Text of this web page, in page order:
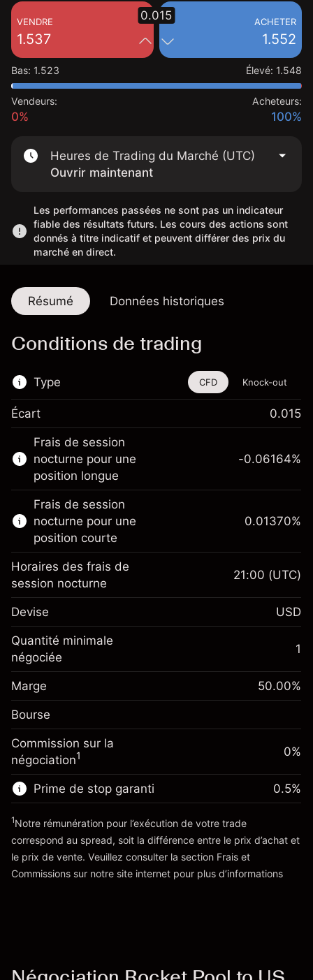
VENDRE
1.537
ACHETER
1.552
0.015
Bas: 1.523 Élevé: 1.548
Vendeurs:
0%
Acheteurs:
100%
Heures de Trading du Marché (UTC)
Ouvrir maintenant
Les performances passées ne sont pas un indicateur
fiable des résultats futurs. Les cours des actions sont
donnés à titre indicatif et peuvent différer des prix du
marché en direct.
Résumé Données historiques
Conditions de trading
Type
Cet instrument financier est disponible pour
le trading via les CFD et les Knock-outs.
En savoir plus sur :
CFD
Knock-outs
CFD Knock-out
Écart 0.015
Frais de session
nocturne pour une
position longue
Marge. Votre
investissement
$1,000.00
Ajustement des fonds de
overnight
(-$1.23)
Taille de la position avec effet de levier
~ $2,000.00
Valeur nominale avec effet de levier
$1,000.00
Vers la plateforme
-0.06164%
Frais de session
nocturne pour une
position courte
Marge. Votre
investissement
Ajustement des fonds de
overnight
Frais sur la valeur totale de la
position
0.013699
Taille de la position avec effet de levier
~$2,000.00
Valeur nominale avec effet de levier
Vers la plateforme
0.01370%
Horaires des frais de
session nocturne
21:00 (UTC)
Devise USD
Quantité minimale
négociée
1
Marge 50.00%
Bourse
Commission sur la
négociation1 0%
Prime de stop garanti
'Tarifs et Frais
0.5%
1Notre rémunération pour l’exécution de votre trade
correspond au spread, soit la différence entre le prix d’achat et
le prix de vente. Veuillez consulter la section Frais et
Commissions sur notre site internet pour plus d’informations